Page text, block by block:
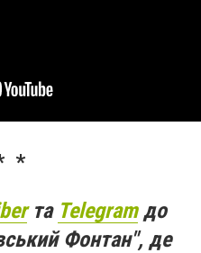
*
та Telegramдо
Фонтан", де